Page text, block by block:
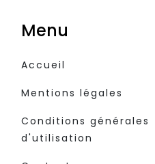
Menu
Accueil
Mentions légales
Conditions générales
d'utilisation